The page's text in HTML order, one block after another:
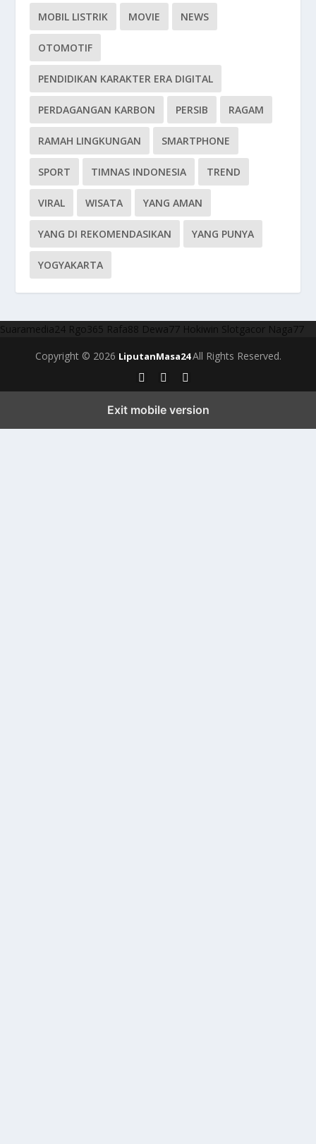
MOBIL LISTRIK MOVIE NEWS
OTOMOTIF
PENDIDIKAN KARAKTER ERA DIGITAL
PERDAGANGAN KARBON PERSIB RAGAM
RAMAH LINGKUNGAN SMARTPHONE
SPORT TIMNAS INDONESIA TREND
VIRAL WISATA YANG AMAN
YANG DI REKOMENDASIKAN YANG PUNYA
YOGYAKARTA
Suaramedia24 Rgo365 Rafa88 Dewa77 Hokiwin Slotgacor Naga77
Copyright © 2026 LiputanMasa24All Rights Reserved.
Exit mobile version